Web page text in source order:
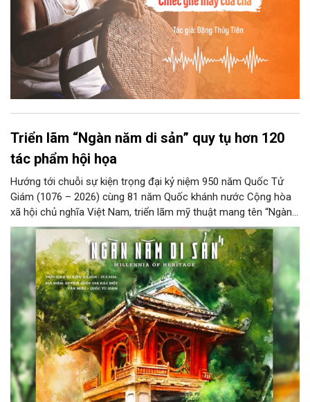
Triển lãm “Ngàn năm di sản” quy tụ hơn 120
tác phẩm hội họa
Hướng tới chuỗi sự kiện trọng đại kỷ niệm 950 năm Quốc Tử
Giám (1076 – 2026) cùng 81 năm Quốc khánh nước Cộng hòa
xã hội chủ nghĩa Việt Nam, triển lãm mỹ thuật mang tên “Ngàn
năm di sản” sẽ chính thức khai mạc vào ngày 8/8 tại Nhà Thái
Học, Di tích Quốc gia đặc biệt Văn Miếu – Quốc Tử Giám. Sự
kiện kéo dài đến ngày 25/9/2026 hứa hẹn trở thành điểm đến
văn hóa đầy sức hút, góp phần làm phong phú đời sống nghệ
thuật của Thủ đô trong mùa thu này.